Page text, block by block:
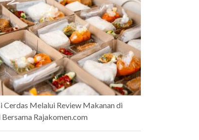
Cerdas Melalui Review Makanan di
Bersama Rajakomen.com